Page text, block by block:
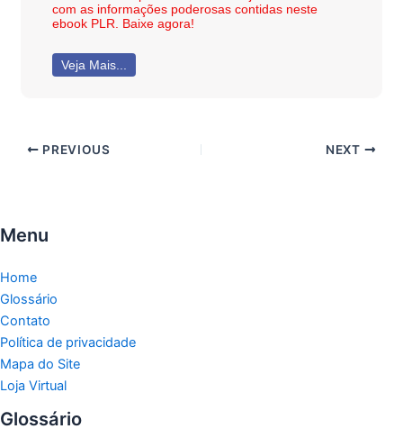
com as informações poderosas contidas neste
ebook PLR. Baixe agora!
Veja Mais...
PREVIOUS NEXT
Menu
Home
Glossário
Contato
Política de privacidade
Mapa do Site
Loja Virtual
Glossário